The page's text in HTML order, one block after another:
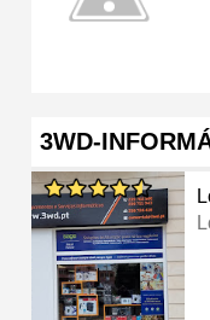
3WD-